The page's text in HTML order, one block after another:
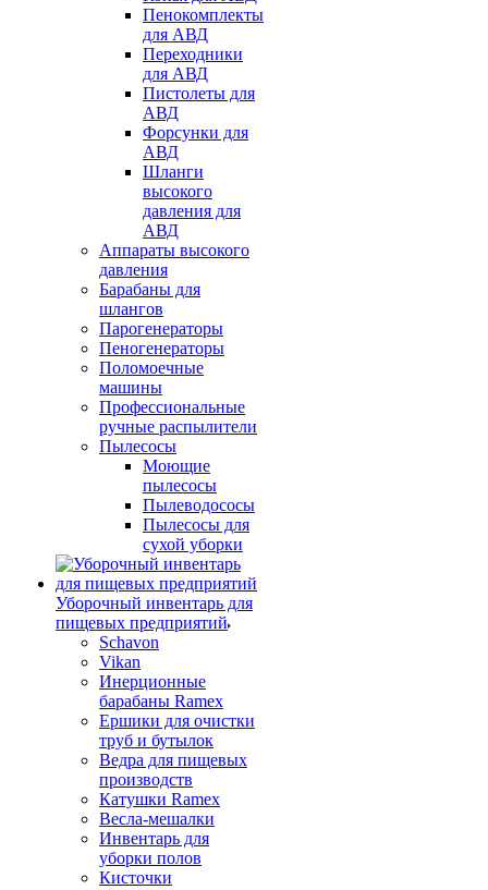
Пенокомплекты
для АВД
Переходники
для АВД
Пистолеты для
АВД
Форсунки для
АВД
Шланги
высокого
давления для
АВД
Аппараты высокого
давления
Барабаны для
шлангов
Парогенераторы
Пеногенераторы
Поломоечные
машины
Профессиональные
ручные распылители
Пылесосы
Моющие
пылесосы
Пылеводососы
Пылесосы для
сухой уборки
Уборочный инвентарь для
пищевых предприятий
Schavon
Vikan
Инерционные
барабаны Ramex
Ершики для очистки
труб и бутылок
Ведра для пищевых
производств
Катушки Ramex
Весла-мешалки
Инвентарь для
уборки полов
Кисточки